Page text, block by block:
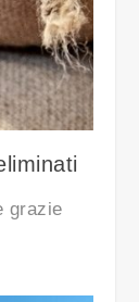
grazie